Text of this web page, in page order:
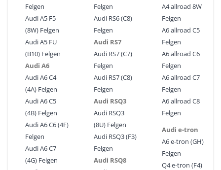
Felgen
Audi A5 F5
(8W) Felgen
Audi A5 FU
(B10) Felgen
Audi A6
Audi A6 C4
(4A) Felgen
Audi A6 C5
(4B) Felgen
Audi A6 C6 (4F)
Felgen
Audi A6 C7
(4G) Felgen
Felgen
Audi RS6 (C8)
Felgen
Audi RS7
Audi RS7 (C7)
Felgen
Audi RS7 (C8)
Felgen
Audi RSQ3
Audi RSQ3
(8U) Felgen
Audi RSQ3 (F3)
Felgen
Audi RSQ8
A4 allroad 8W
Felgen
A6 allroad C5
Felgen
A6 allroad C6
Felgen
A6 allroad C7
Felgen
A6 allroad C8
Felgen
Audi e-tron
A6 e-tron (GH)
Felgen
Q4 e-tron (F4)